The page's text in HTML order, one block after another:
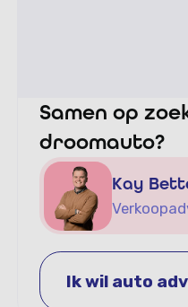
Samen op
droomauto?
Kay
Ik wil auto